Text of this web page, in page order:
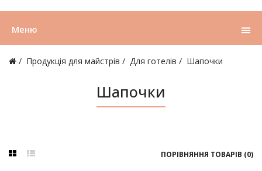
Меню
Продукція для майстрів Для готелів Шапочки
Шапочки
ПОРІВНЯННЯ ТОВАРІВ (0)